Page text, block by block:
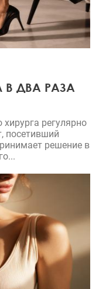
В ДВА РАЗА
регулярно
посетивший
решение в